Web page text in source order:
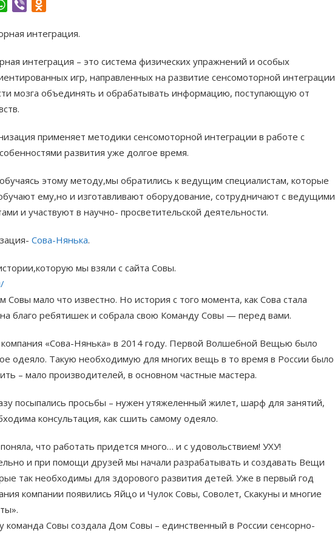
WhatsApp
Viber
интеграция.
интеграция – это система физических упражнений и особых
игр, направленных на развитие сенсомоторной интеграции
мозга объединять и обрабатывать информацию, поступающую от
применяет методики сенсомоторной интеграции в работе с
развития уже долгое время.
этому методу,мы обратились к ведущим специалистам, которые
ему,но и изготавливают оборудование, сотрудничают с ведущими
и участвуют в научно- просветительской деятельности.
Сова-Нянька.
мы взяли с сайта Совы.
Совы мало что известно. Но история с того момента, как Сова стала
благо ребятишек и собрала свою Команду Совы — перед вами.
компания «Сова-Нянька» в 2014 году. Первой Волшебной Вещью было
одеяло. Такую необходимую для многих вещь в то время в России было
– мало производителей, в основном частные мастера.
посыпались просьбы – нужен утяжеленный жилет, шарф для занятий,
консультация, как сшить самому одеяло.
что работать придется много… и с удовольствием! УХУ!
и при помощи друзей мы начали разрабатывать и создавать Вещи
так необходимы для здорового развития детей. Уже в первый год
компании появились Яйцо и Чулок Совы, Соволет, Скакуны и многие
команда Совы создала Дом Совы – единственный в России сенсорно-